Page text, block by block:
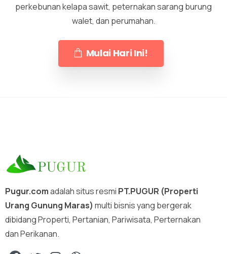
perkebunan kelapa sawit, peternakan sarang burung
walet, dan perumahan.
Mulai Hari Ini!
Pugur.comadalah situs resmi PT.PUGUR (Properti
Urang Gunung Maras) multi bisnis yang bergerak
dibidang Properti, Pertanian, Pariwisata, Perternakan
dan Perikanan.